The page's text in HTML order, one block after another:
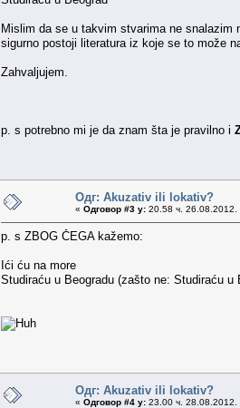
Mislim da se u takvim stvarima ne
sigurno postoji literatura iz koje se to može
Zahvaljujem.
p. s potrebno mi je da znam šta je pravilno i
Одг: Akuzativ ili lokativ?
« Одговор #3 у: 20.58 ч. 26.08.2012.
p. s ZBOG ČEGA kažemo:
Ići ću na more
Studiraću u Beogradu (zašto ne: Studiraću u
Одг: Akuzativ ili lokativ?
« Одговор #4 у: 23.00 ч. 28.08.2012.